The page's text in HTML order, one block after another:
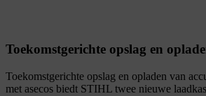
Toekomstgerichte opslag en
Toekomstgerichte opslag en opladen van
met asecos biedt STIHL twee nieuwe